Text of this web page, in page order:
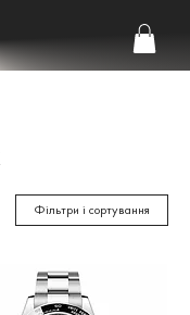
Фільтри і сортування